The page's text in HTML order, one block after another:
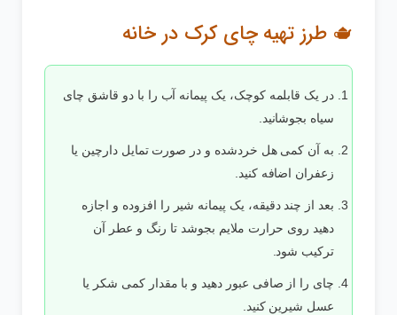
🫖 طرز تهیه چای کرک در خانه
در یک قابلمه کوچک، یک پیمانه آب را با دو قاشق چای
سیاه بجوشانید.
به آن کمی هل خردشده و در صورت تمایل دارچین یا
زعفران اضافه کنید.
بعد از چند دقیقه، یک پیمانه شیر را افزوده و اجازه
دهید روی حرارت ملایم بجوشد تا رنگ و عطر آن
ترکیب شود.
چای را از صافی عبور دهید و با مقدار کمی شکر یا
عسل شیرین کنید.